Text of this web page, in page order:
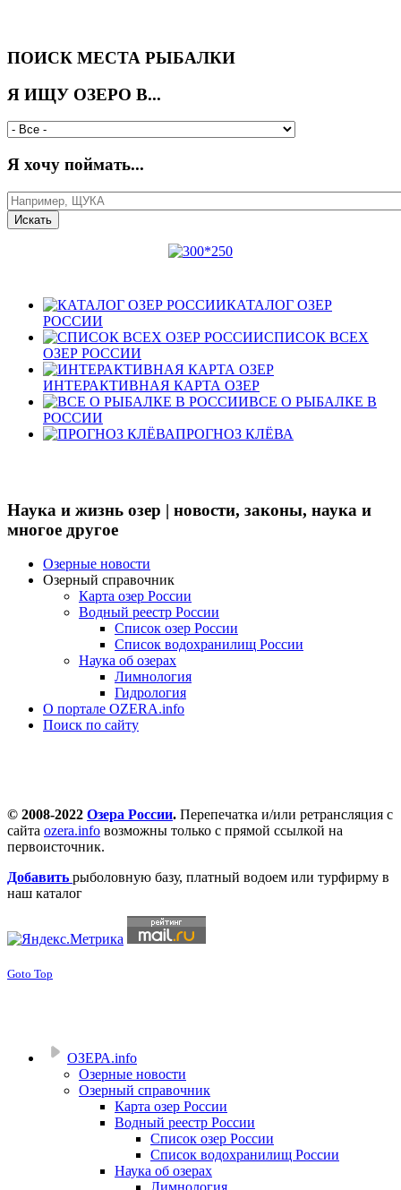
ПОИСК МЕСТА РЫБАЛКИ
Я ИЩУ ОЗЕРО В...
Я хочу поймать...
КАТАЛОГ ОЗЕР
РОССИИ
СПИСОК ВСЕХ
ОЗЕР РОССИИ
ИНТЕРАКТИВНАЯ КАРТА ОЗЕР
ВСЕ О РЫБАЛКЕ В
РОССИИ
ПРОГНОЗ КЛЁВА
Наука и жизнь озер | новости, законы, наука и
многое другое
Озерные новости
Озерный справочник
Карта озер России
Водный реестр России
Список озер России
Список водохранилищ России
Наука об озерах
Лимнология
Гидрология
О портале OZERA.info
Поиск по сайту
© 2008-2022 Озера России. Перепечатка и/или ретрансляция с
сайта ozera.info возможны только с прямой ссылкой на
первоисточник.
Добавить рыболовную базу, платный водоем или турфирму в
наш каталог
Goto Top
ОЗЕРА.info
Озерные новости
Озерный справочник
Карта озер России
Водный реестр России
Список озер России
Список водохранилищ России
Наука об озерах